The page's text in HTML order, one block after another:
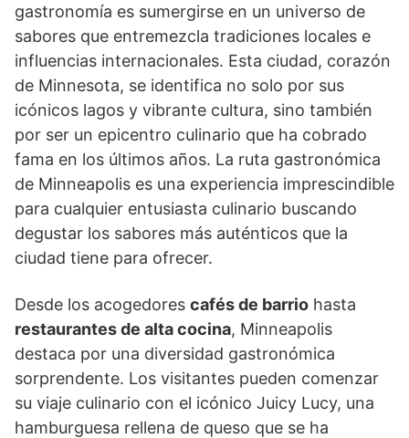
gastronomía es sumergirse en un universo de
sabores que entremezcla tradiciones locales e
influencias internacionales. Esta ciudad, corazón
de Minnesota, se identifica no solo por sus
icónicos lagos y vibrante cultura, sino también
por ser un epicentro culinario que ha cobrado
fama en los últimos años. La ruta gastronómica
de Minneapolis es una experiencia imprescindible
para cualquier entusiasta culinario buscando
degustar los sabores más auténticos que la
ciudad tiene para ofrecer.
Desde los acogedores cafés de barrio hasta
restaurantes de alta cocina, Minneapolis
destaca por una diversidad gastronómica
sorprendente. Los visitantes pueden comenzar
su viaje culinario con el icónico Juicy Lucy, una
hamburguesa rellena de queso que se ha